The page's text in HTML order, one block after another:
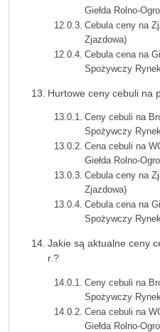
Giełda Rolno-
Cebula ceny na
Zjazdowa)
Cebula cena na
Spożywczy
Hurtowe ceny cebuli na
Ceny cebuli na
Spożywczy
Cena cebuli na
Giełda Rolno-
Cebula ceny na
Zjazdowa)
Cebula cena na
Spożywczy
Jakie są aktualne ceny
r.?
Ceny cebuli na
Spożywczy
Cena cebuli na
Giełda Rolno-